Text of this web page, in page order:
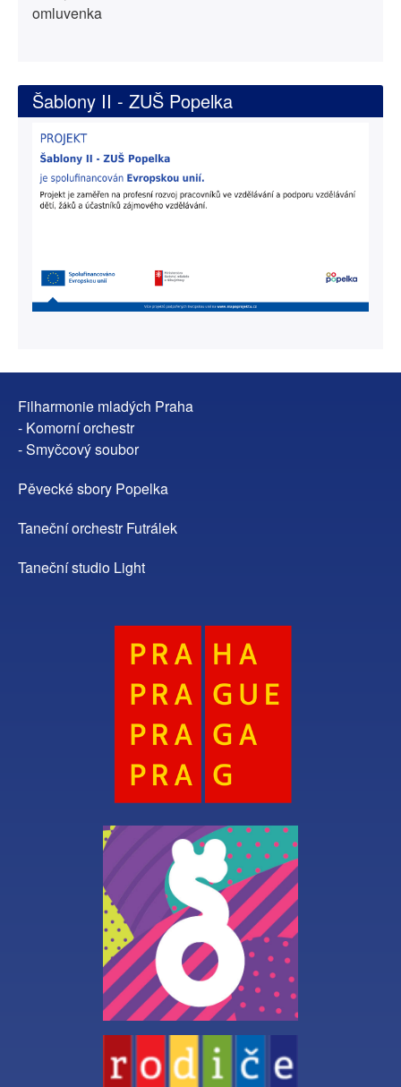
omluvenka
Šablony II - ZUŠ Popelka
Filharmonie mladých Praha
- Komorní orchestr
- Smyčcový soubor
Pěvecké sbory Popelka
Taneční orchestr Futrálek
Taneční studio Light